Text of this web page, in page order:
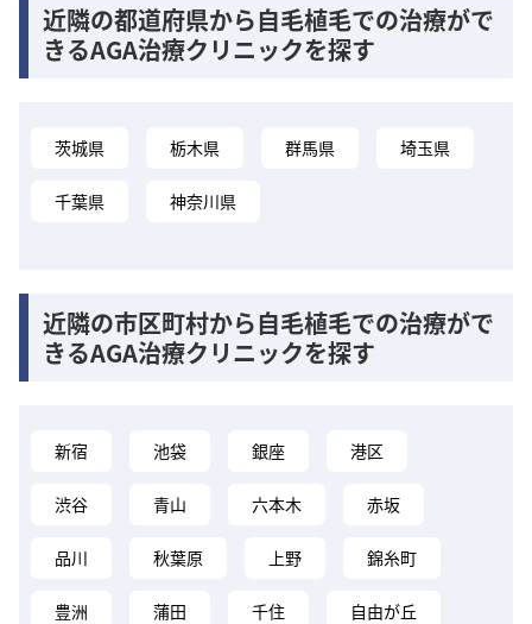
近隣の都道府県から自毛植毛での治療がで
きるAGA治療クリニックを探す
茨城県 栃木県 群馬県 埼玉県
千葉県 神奈川県
近隣の市区町村から自毛植毛での治療がで
きるAGA治療クリニックを探す
新宿 池袋 銀座 港区
渋谷 青山 六本木 赤坂
品川 秋葉原 上野 錦糸町
豊洲 蒲田 千住 自由が丘